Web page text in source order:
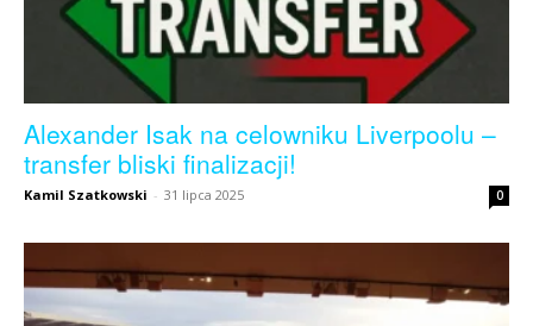
Alexander Isak na celowniku Liverpoolu –
transfer bliski finalizacji!
Kamil Szatkowski - 31 lipca 2025 0